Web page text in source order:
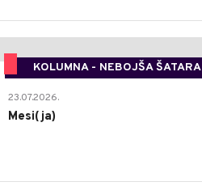
KOLUMNA - NEBOJŠA ŠATARA
23.07.2026.
Mesi(ja)